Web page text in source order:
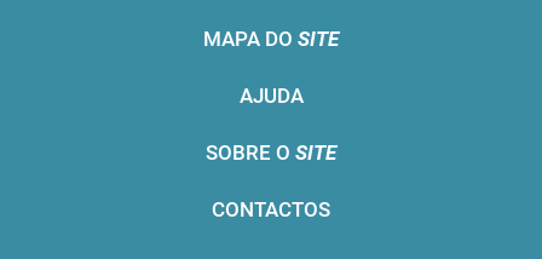
MAPA DO SITE
AJUDA
SOBRE O SITE
CONTACTOS